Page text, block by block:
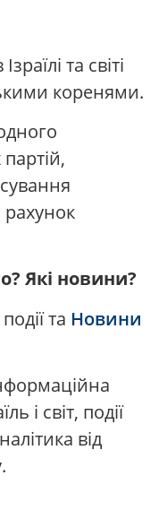
та світі
коренями.
Які новини?
та Новини
і світ, події
від